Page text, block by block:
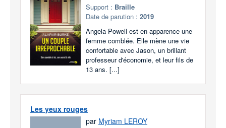
Support : Braille
Date de parution : 2019
Angela Powell est en apparence une
femme comblée. Elle mène une vie
confortable avec Jason, un brillant
professeur d'économie, et leur fils de
13 ans. [...]
Les yeux rouges
par Myriam LEROY